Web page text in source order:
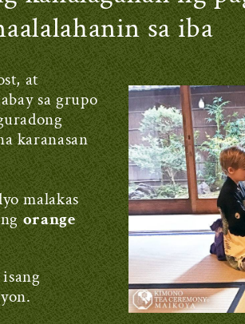
sa iba
at
sa grupo
karanasan
malakas
orange